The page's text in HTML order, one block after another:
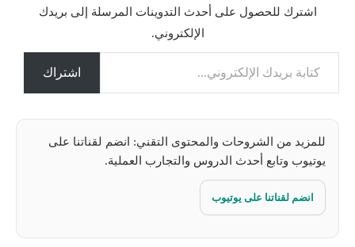
ي
ل
اشترك للحصول على أحدث التدوينات المرسلة إلى بريدك
الإلكتروني.
كتابة بريدك الإلكتروني...
اشتراك
للمزيد من الشروحات والمحتوى التقني: انضم لقناتنا على
يوتيوب وتابع أحدث الدروس والتجارب العملية.
انضم لقناتنا على يوتيوب